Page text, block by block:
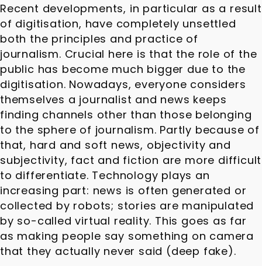
Recent developments, in particular as a result
of digitisation, have completely unsettled
both the principles and practice of
journalism. Crucial here is that the role of the
public has become much bigger due to the
digitisation. Nowadays, everyone considers
themselves a journalist and news keeps
finding channels other than those belonging
to the sphere of journalism. Partly because of
that, hard and soft news, objectivity and
subjectivity, fact and fiction are more difficult
to differentiate. Technology plays an
increasing part: news is often generated or
collected by robots; stories are manipulated
by so-called virtual reality. This goes as far
as making people say something on camera
that they actually never said (deep fake).